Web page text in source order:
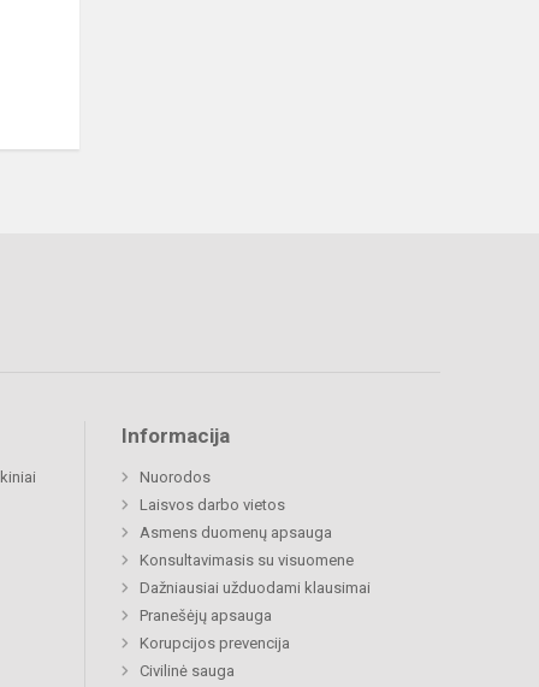
Informacija
Nuorodos
Laisvos darbo vietos
Asmens duomenų apsauga
Konsultavimasis su visuomene
Dažniausiai užduodami klausimai
Pranešėjų apsauga
Korupcijos prevencija
Civilinė sauga